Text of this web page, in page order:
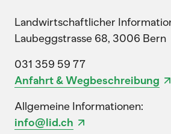
Landwirtschaftlicher
Laubeggstrasse 68, 3006 Bern
031 359 59 77
Anfahrt & Wegbeschreibung
Allgemeine Informationen:
info@lid.ch